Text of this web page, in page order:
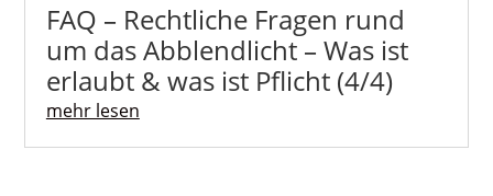
FAQ – Rechtliche Fragen rund
um das Abblendlicht – Was ist
erlaubt & was ist Pflicht (4/4)
mehr lesen